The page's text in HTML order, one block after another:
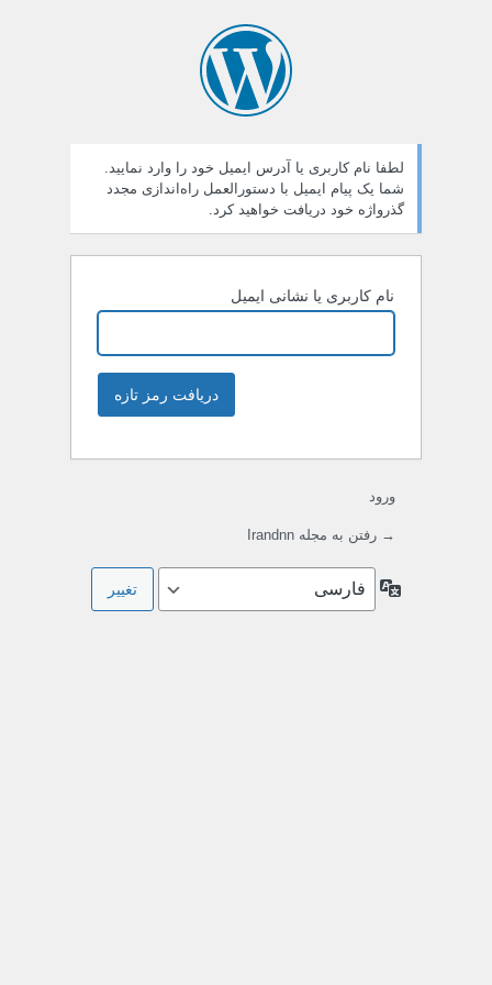
لطفا نام کاربری یا آدرس ایمیل خود را وارد نمایید.
شما یک پیام ایمیل با دستورالعمل راه‌اندازی مجدد
گذرواژه خود دریافت خواهید کرد.
نام کاربری یا نشانی ایمیل
ورود
→ رفتن به مجله Irandnn
زبان